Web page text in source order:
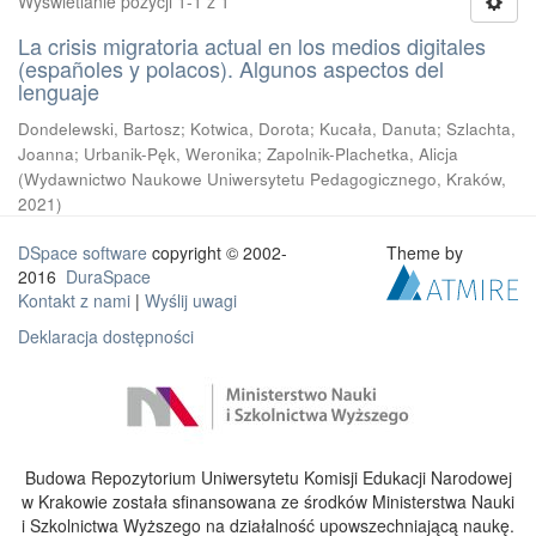
La crisis migratoria actual en los medios digitales
(españoles y polacos). Algunos aspectos del
lenguaje
Dondelewski, Bartosz; Kotwica, Dorota; Kucała, Danuta; Szlachta,
Joanna; Urbanik-Pęk, Weronika; Zapolnik-Plachetka, Alicja
(Wydawnictwo Naukowe Uniwersytetu Pedagogicznego, Kraków,
2021)
DSpace software copyright © 2002-
2016 DuraSpace
Kontakt z nami | Wyślij uwagi
Deklaracja dostępności
Theme by
Budowa Repozytorium Uniwersytetu Komisji Edukacji Narodowej
w Krakowie została sfinansowana ze środków Ministerstwa Nauki
i Szkolnictwa Wyższego na działalność upowszechniającą naukę.